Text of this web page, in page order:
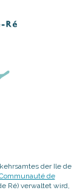
der Ile de
de
Ré) verwaltet wird,